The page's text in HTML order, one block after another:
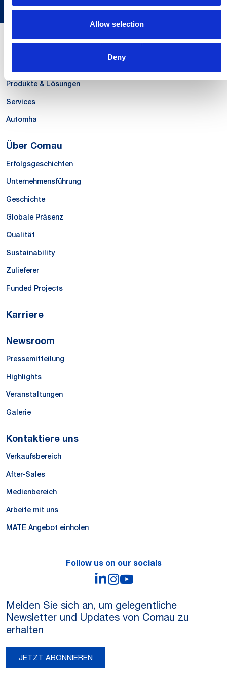
Allow selection
Deny
Unsere Kompetenzen
Produkte & Lösungen
Services
Automha
Über Comau
Erfolgsgeschichten
Unternehmensführung
Geschichte
Globale Präsenz
Qualität
Sustainability
Zulieferer
Funded Projects
Karriere
Newsroom
Pressemitteilung
Highlights
Veranstaltungen
Galerie
Kontaktiere uns
Verkaufsbereich
After-Sales
Medienbereich
Arbeite mit uns
MATE Angebot einholen
Follow us on our socials
LinkedIn
Instagram
Melden Sie sich an, um gelegentliche
Newsletter und Updates von Comau zu
erhalten
JETZT ABONNIEREN